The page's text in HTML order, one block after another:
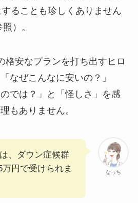
ることも珍しくありません
照）。
格安なプランを打ち出すヒロ
なぜこんなに安いの？」
では？」と「怪しさ」を感
もありません。
なっち
、ダウン症候群
円で受けられま